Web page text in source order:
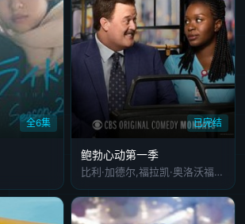
全6集 已完结
鲍勃心动第一季
比利·加德尔,福拉凯·奥洛沃福耶库,克斯汀·埃伯索尔,马特·琼斯,玛莉贝丝·梦露,维尔内·沃特森-约翰逊,Shola Adewusi,巴里·沙巴卡·亨利,Travis Wolfe,Jr.,吉娜·亚谢尔